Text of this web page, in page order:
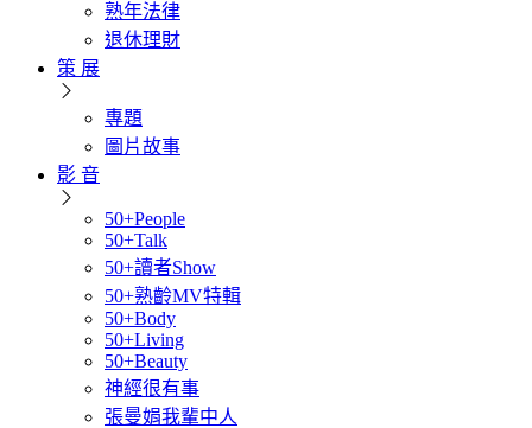
熟年法律
退休理財
策 展
專題
圖片故事
影 音
50+People
50+Talk
50+讀者Show
50+熟齡MV特輯
50+Body
50+Living
50+Beauty
神經很有事
張曼娟我輩中人